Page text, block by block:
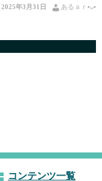
2025年3月31日 あるａｒ•⁠ᴗ⁠•⁠
コンテンツ一覧